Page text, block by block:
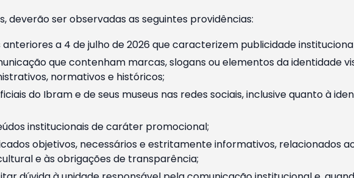
deverão ser observadas as seguintes providências:
a 4 de julho de 2026 que caracterizem publicidade
que contenham marcas, slogans ou elementos da identidade
normativos e históricos;
do Ibram e de seus museus nas redes sociais, inclusive quanto à
institucionais de caráter promocional;
objetivos, necessários e estritamente informativos, relacionados
e às obrigações de transparência;